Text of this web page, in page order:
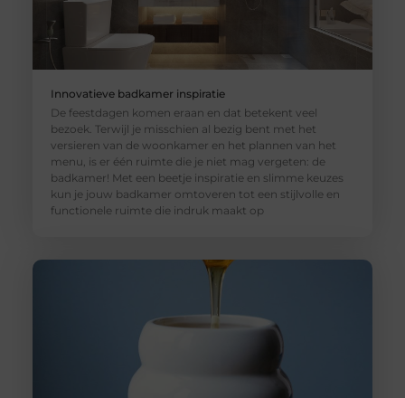
Innovatieve badkamer inspiratie
De feestdagen komen eraan en dat betekent veel
bezoek. Terwijl je misschien al bezig bent met het
versieren van de woonkamer en het plannen van het
menu, is er één ruimte die je niet mag vergeten: de
badkamer! Met een beetje inspiratie en slimme keuzes
kun je jouw badkamer omtoveren tot een stijlvolle en
functionele ruimte die indruk maakt op